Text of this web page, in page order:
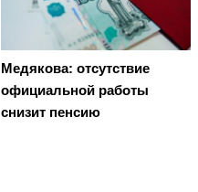
Медякова: отсутствие
официальной работы
снизит пенсию